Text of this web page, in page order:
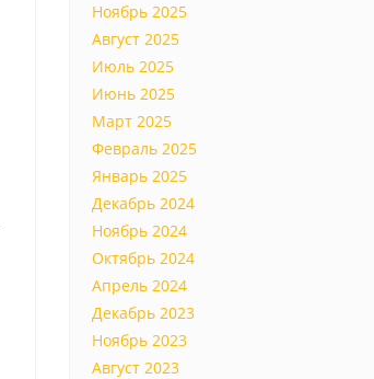
Ноябрь 2025
Август 2025
Июль 2025
Июнь 2025
Март 2025
Февраль 2025
Январь 2025
Декабрь 2024
Ноябрь 2024
Октябрь 2024
Апрель 2024
Декабрь 2023
Ноябрь 2023
Август 2023